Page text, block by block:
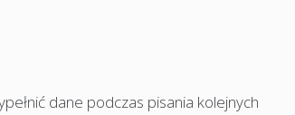
dane podczas pisania kolejnych